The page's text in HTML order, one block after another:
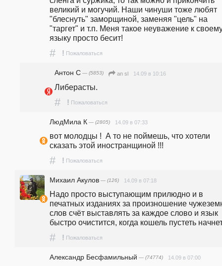
великий и могучий. Наши чинуши тоже любят
"блеснуть" заморщиной, заменяя "цель" на
"таргет" и т.п. Меня такое неуважение к
языку просто бесит!
# ! Пожаловаться
Антон С — (5853) an sl 14.09 в 10:16
Либерасты.
# ! Пожаловаться
ЛюдМила К — (2805) 14.09 в 07:33
вот молодцы !  А то не поймешь, что хотели
сказать этой иностранщиной !!!
# ! Пожаловаться
Михаил Акулов — (126) 14.09 в 07:18
Надо просто выступающим прилюдно и в
печатных изданиях за произношение
слов счёт выставлять за каждое слово и язык
быстро очистится, когда кошель пустеть
# ! Пожаловаться
Александр Бесфамильный — (74774) 14.09 в 07:00